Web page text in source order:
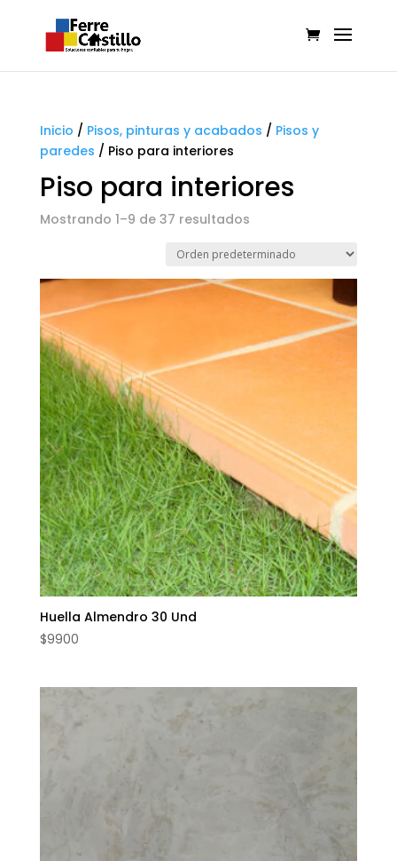
Inicio / Pisos, pinturas y acabados / Pisos y
paredes / Piso para interiores
Piso para interiores
Mostrando 1–9 de 37 resultados
Huella Almendro 30 Und
$9900